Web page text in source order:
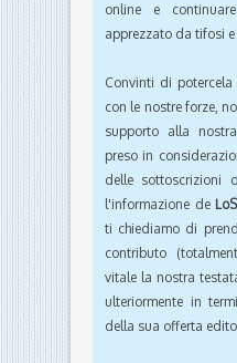
online e
apprezzato da tifosi
Convinti di
con le nostre forze,
supporto alla
preso in
delle sottoscrizioni
l'informazione de
ti chiediamo di
contributo
vitale la nostra
ulteriormente in
della sua offerta